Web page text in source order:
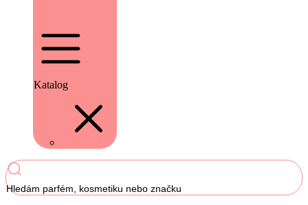
Katalog
Hledám parfém, kosmetiku nebo značku